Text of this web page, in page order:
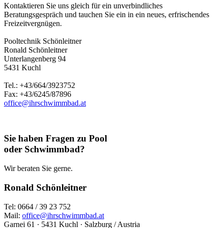
Kontaktieren Sie uns gleich für ein unverbindliches
Beratungsgespräch und tauchen Sie ein in ein neues, erfrischendes
Freizeitvergnügen.
Pooltechnik Schönleitner
Ronald Schönleitner
Unterlangenberg 94
5431 Kuchl
Tel.: +43/664/3923752
Fax: +43/6245/87896
office@ihrschwimmbad.at
Sie haben Fragen zu Pool
oder Schwimmbad?
Wir beraten Sie gerne.
Ronald Schönleitner
Tel: 0664 / 39 23 752
Mail: office@ihrschwimmbad.at
Garnei 61 · 5431 Kuchl · Salzburg / Austria